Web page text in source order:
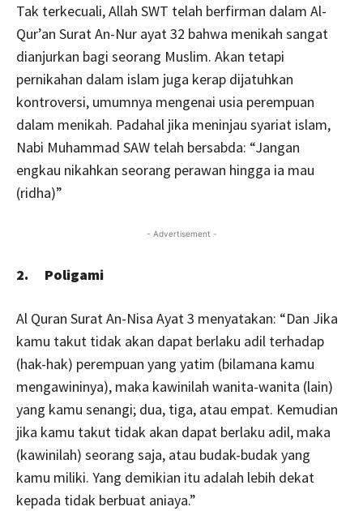
Tak terkecuali, Allah SWT telah berfirman dalam Al-
Qur’an Surat An-Nur ayat 32 bahwa menikah sangat
dianjurkan bagi seorang Muslim. Akan tetapi
pernikahan dalam islam juga kerap dijatuhkan
kontroversi, umumnya mengenai usia perempuan
dalam menikah. Padahal jika meninjau syariat islam,
Nabi Muhammad SAW telah bersabda: “Jangan
engkau nikahkan seorang perawan hingga ia mau
(ridha)”
- Advertisement -
2. Poligami
Al Quran Surat An-Nisa Ayat 3 menyatakan: “Dan Jika
kamu takut tidak akan dapat berlaku adil terhadap
(hak-hak) perempuan yang yatim (bilamana kamu
mengawininya), maka kawinilah wanita-wanita (lain)
yang kamu senangi; dua, tiga, atau empat. Kemudian
jika kamu takut tidak akan dapat berlaku adil, maka
(kawinilah) seorang saja, atau budak-budak yang
kamu miliki. Yang demikian itu adalah lebih dekat
kepada tidak berbuat aniaya.”